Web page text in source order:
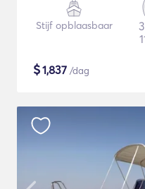
Stijf opblaasbaar
$1,837 /dag